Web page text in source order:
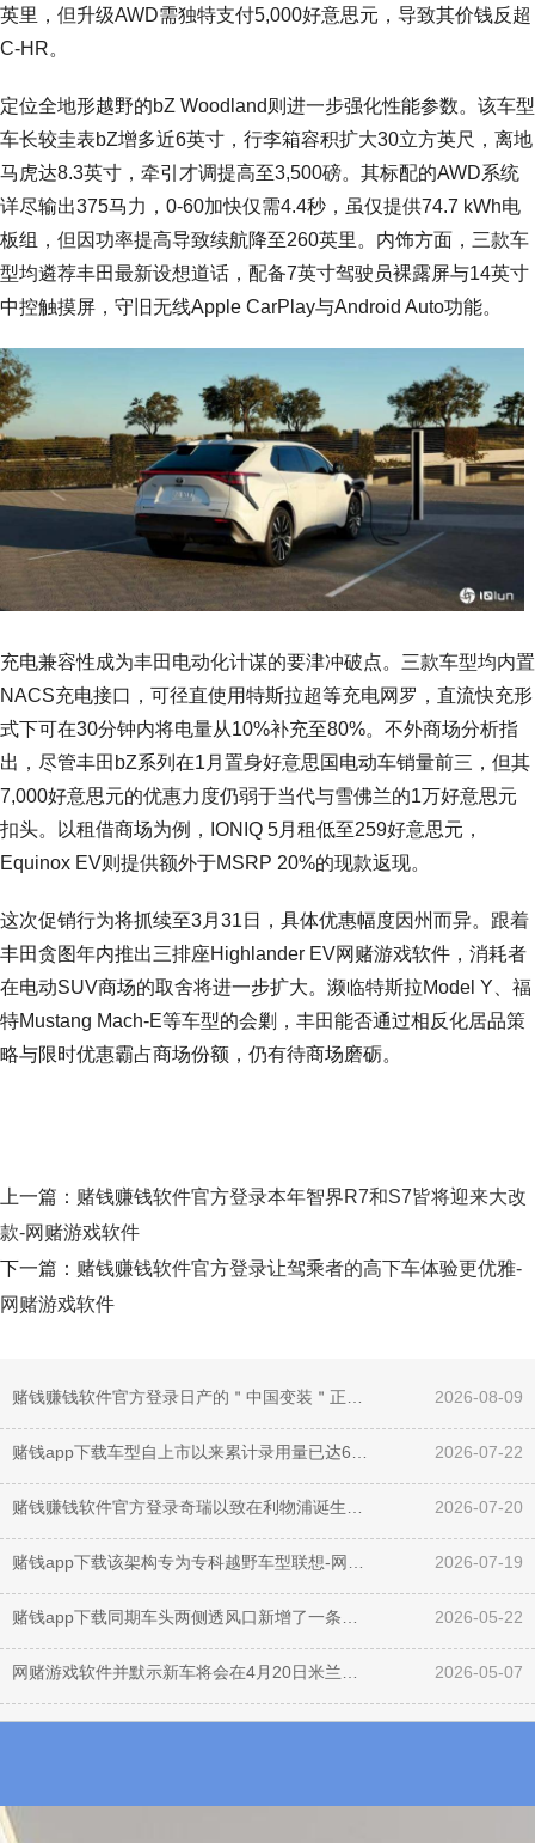
英里，但升级AWD需独特支付5,000好意思元，导致其价钱反超
C-HR。
定位全地形越野的bZ Woodland则进一步强化性能参数。该车型
车长较圭表bZ增多近6英寸，行李箱容积扩大30立方英尺，离地
马虎达8.3英寸，牵引才调提高至3,500磅。其标配的AWD系统
详尽输出375马力，0-60加快仅需4.4秒，虽仅提供74.7 kWh电
板组，但因功率提高导致续航降至260英里。内饰方面，三款车
型均遴荐丰田最新设想道话，配备7英寸驾驶员裸露屏与14英寸
中控触摸屏，守旧无线Apple CarPlay与Android Auto功能。
充电兼容性成为丰田电动化计谋的要津冲破点。三款车型均内置
NACS充电接口，可径直使用特斯拉超等充电网罗，直流快充形
式下可在30分钟内将电量从10%补充至80%。不外商场分析指
出，尽管丰田bZ系列在1月置身好意思国电动车销量前三，但其
7,000好意思元的优惠力度仍弱于当代与雪佛兰的1万好意思元
扣头。以租借商场为例，IONIQ 5月租低至259好意思元，
Equinox EV则提供额外于MSRP 20%的现款返现。
这次促销行为将抓续至3月31日，具体优惠幅度因州而异。跟着
丰田贪图年内推出三排座Highlander EV网赌游戏软件，消耗者
在电动SUV商场的取舍将进一步扩大。濒临特斯拉Model Y、福
特Mustang Mach-E等车型的会剿，丰田能否通过相反化居品策
略与限时优惠霸占商场份额，仍有待商场磨砺。
上一篇： 赌钱赚钱软件官方登录本年智界R7和S7皆将迎来大改
款-网赌游戏软件
下一篇： 赌钱赚钱软件官方登录让驾乘者的高下车体验更优雅-
网赌游戏软件
2026-08-09
2026-07-22
2026-07-20
2026-07-19
2026-05-22
2026-05-07